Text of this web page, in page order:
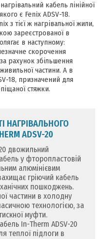
кабель лінійної
є Fenix ADSV-18.
з тієї ж нагрівальної жили,
зареєстрованої в
в наступному:
скорочення
рахунок збільшення
частини. А в
18, призначений для
стяжки.
НАГРІВАЛЬНОГО
ADSV-20
двожильний
у фторопластовій
алюмінієвим
гріючий кабель
пошкоджень.
частини в холодну
технологією, за
муфти.
In-Therm ADSV-20
теплої підлоги в